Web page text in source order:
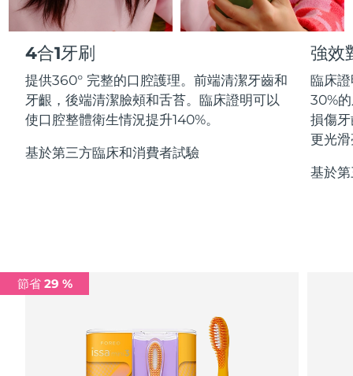
4合1牙刷
提供360° 完整的口腔護理。前端清潔牙齒和
牙齦，後端清潔臉頰和舌苔。臨床證明可以
使口腔整體衛生情況提升140%。
基於第三方臨床和消費者試驗
強效
臨床
30%
損傷
更光
基於
節省 29 %
Travel-friendly IPL hair removal
PEACH™ Cooling Prep Gel
Cooling IPL hair removal gel
Firming body serum
ESPADA™ 2
ESPADA™ Blemish Solution
Concentrated acne gel
IRIS™ 2
眼部護膚
Advanced eye care treatment
毛孔護理
KIWI™ derma
Diamond microdermabrasion .
KIWI™
護發
LUNA™ 4 hair
FLIP™ play advanced
牙齒美白
NEW
issa™ Teeth Whitening Set
Dual LED + sonic device & 18% PAP gel
更多的
匈牙利 預計送達日期8/8/26
冰島
印尼 預計送達日期 8/6/26
愛爾蘭 8/8/26
8/10/26
日本
預計送達日期
預計送達日期